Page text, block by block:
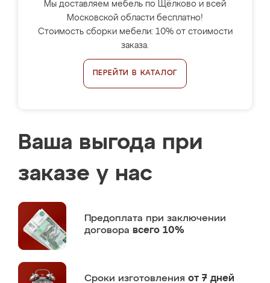
Мы доставляем мебель по Щёлково и всей
Московской области бесплатно!
Стоимость сборки мебели: 10% от стоимости
заказа.
ПЕРЕЙТИ В КАТАЛОГ
Ваша выгода при
заказе у нас
Предоплата при заключении
договора всего 10%
Сроки изготовления от 7 дней